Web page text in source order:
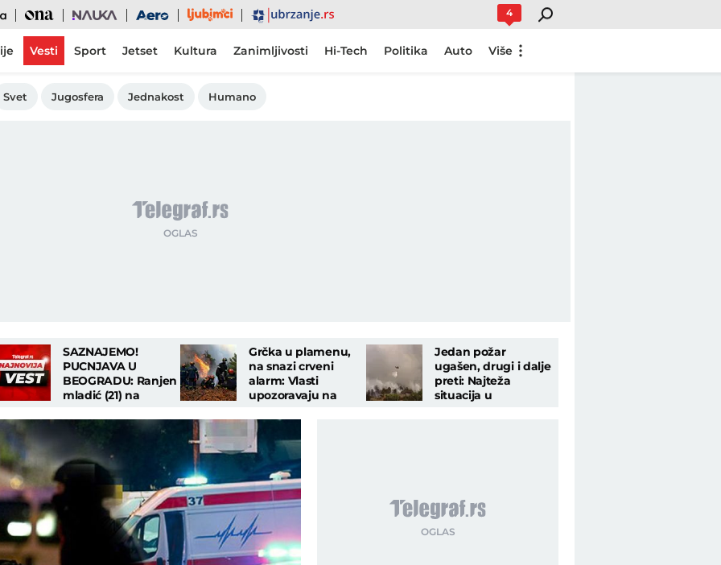
Ona Nauka Aero Ljubimci Ubrzanje 4
Vesti Sport Jetset Kultura Zanimljivosti Hi-Tech Politika Auto Više
Svet Jugosfera Jednakost Humano
SAZNAJEMO!
PUCNJAVA U
BEOGRADU: Ranjen
mladić (21) na
došao sa metkom u
stomaku!
Grčka u plamenu,
na snazi crveni
alarm: Vlasti
upozoravaju na
opasnost od požara
na više lokacija
Jedan požar
ugašen, drugi i dalje
preti: Najteža
situacija u